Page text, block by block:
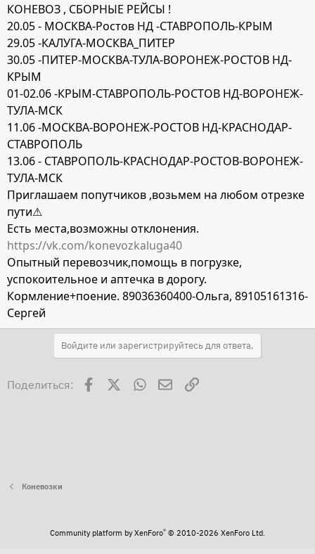
КОНЕВОЗ , СБОРНЫЕ РЕЙСЫ !
20.05 - МОСКВА-Ростов НД -СТАВРОПОЛЬ-КРЫМ
29.05 -КАЛУГА-МОСКВА_ПИТЕР
30.05 -ПИТЕР-МОСКВА-ТУЛА-ВОРОНЕЖ-РОСТОВ НД-
КРЫМ
01-02.06 -КРЫМ-СТАВРОПОЛЬ-РОСТОВ НД-ВОРОНЕЖ-
ТУЛА-МСК
11.06 -МОСКВА-ВОРОНЕЖ-РОСТОВ НД-КРАСНОДАР-
СТАВРОПОЛЬ
13.06 - СТАВРОПОЛЬ-КРАСНОДАР-РОСТОВ-ВОРОНЕЖ-
ТУЛА-МСК
Приглашаем попутчиков ,возьмем на любом отрезке
пути⚠
Есть места,возможны отклонения.
https://vk.com/konevozkaluga40
Опытный перевозчик,помощь в погрузке,
успокоительное и аптечка в дорогу.
Кормление+поение. 89036360400-Ольга, 89105161316-
Сергей
Войдите или зарегистрируйтесь для ответа.
Поделиться: Facebook WhatsAppЭлектронная почта
Ссылка
Коневозки
Community platform by XenForo® © 2010-2026 XenForo Ltd.